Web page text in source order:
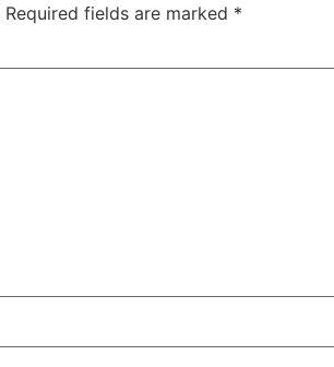
Required fields are marked *